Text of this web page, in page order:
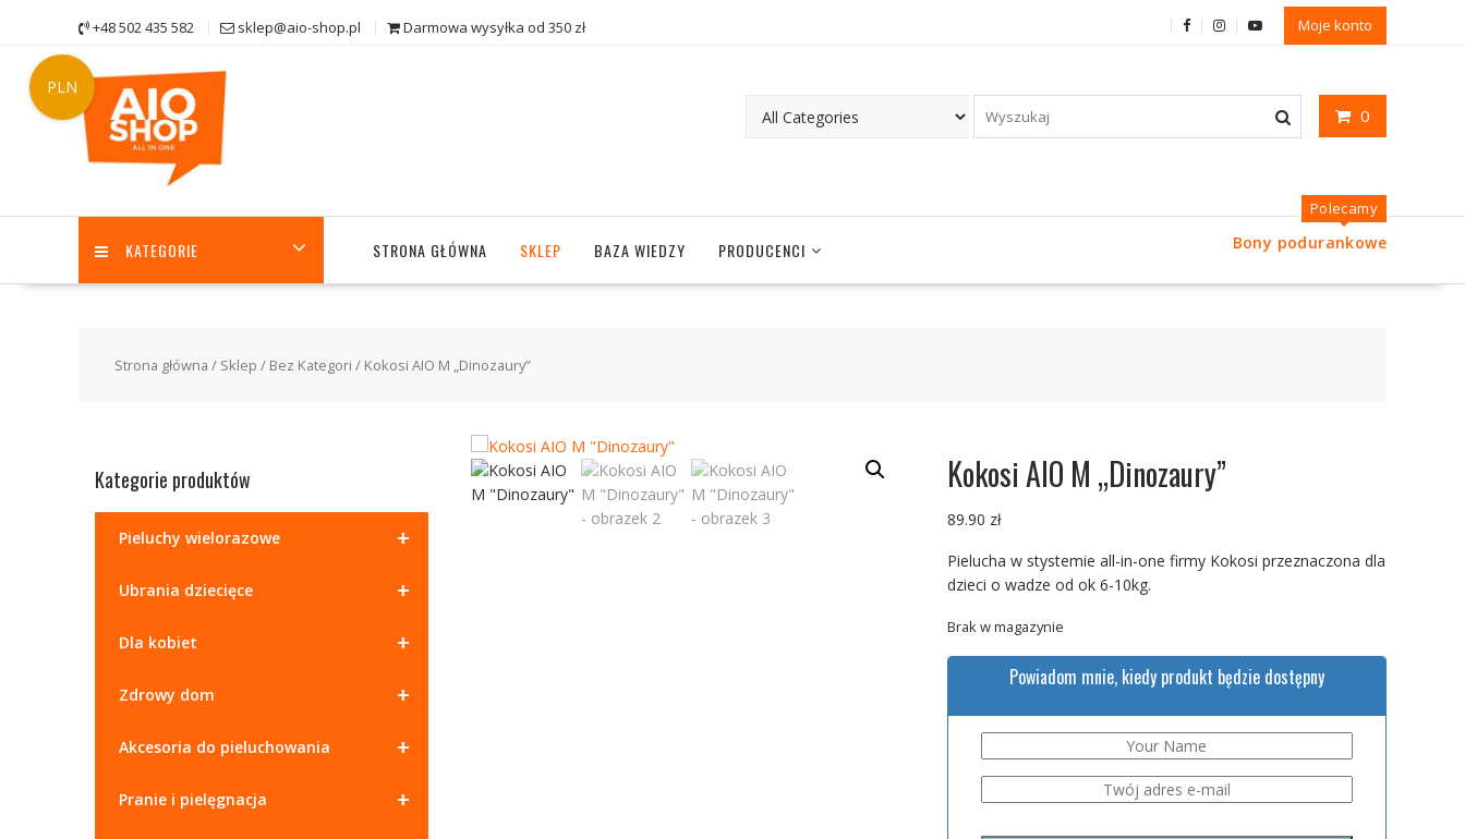
content
+48 502 435 582 sklep@aio-shop.pl Darmowa wysyłka od 350 zł Moje konto
0
KATEGORIE STRONA GŁÓWNA SKLEP BAZA WIEDZY PRODUCENCI
Polecamy
Bony podurankowe
Strona główna / Sklep / Bez Kategori / Kokosi AIO M „Dinozaury”
Kokosi AIO M „Dinozaury”
89.90 zł
Pielucha w stystemie all-in-one firmy Kokosi przeznaczona dla
dzieci o wadze od ok 6-10kg.
Brak w magazynie
Powiadom mnie, kiedy produkt będzie dostępny
Kategorie produktów
+
Pieluchy wielorazowe
+
Ubrania dziecięce
+
Dla kobiet
+
Zdrowy dom
+
Akcesoria do pieluchowania
+
Pranie i pielęgnacja
PLN